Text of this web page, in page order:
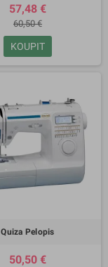
57,48 €
60,50 €
KOUPIT
Quiza Pelopis
50,50 €